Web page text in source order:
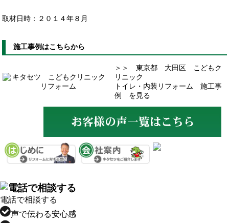
取材日時：２０１４年８月
施工事例はこちらから
＞＞ 東京都 大田区 こどもク
リニック
トイレ・内装リフォーム 施工事
例 を見る
電話で相談する
声で伝わる安心感